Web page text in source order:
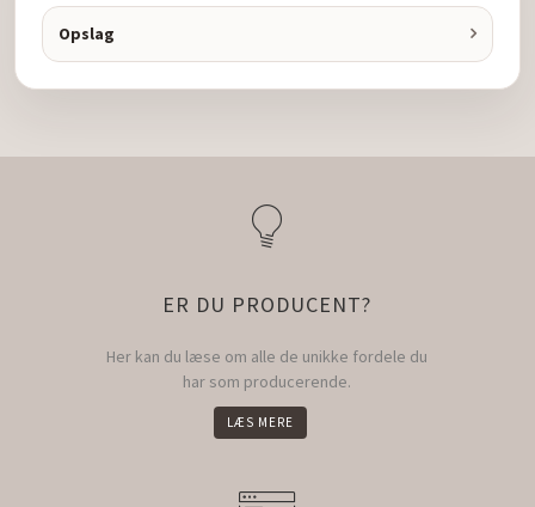
Opslag
ER DU PRODUCENT?
Her kan du læse om alle de unikke fordele du
har som producerende.
LÆS MERE